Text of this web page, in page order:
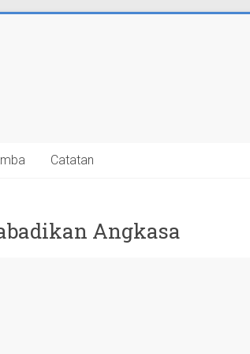
Catatan
Angkasa